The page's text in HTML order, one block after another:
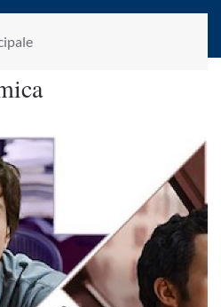
Romano Luperini